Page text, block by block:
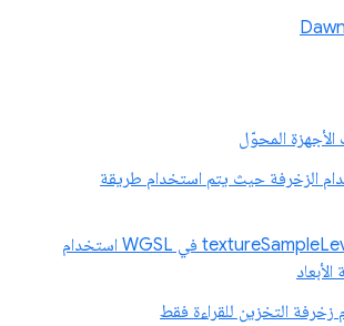
المحوّل
الزخرفة حيث يتم استخدام طريقة
تتيح الدالة textureSampleLevel في WGSL استخدام
زخرفة التخزين للقراءة فقط